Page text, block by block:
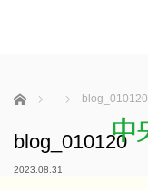
ホーム blog_010120
blog_010120
2023.08.31